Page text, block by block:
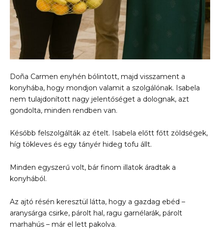
Doña Carmen enyhén bólintott, majd visszament a
konyhába, hogy mondjon valamit a szolgálónak. Isabela
nem tulajdonított nagy jelentőséget a dolognak, azt
gondolta, minden rendben van.
Később felszolgálták az ételt. Isabela előtt főtt zöldségek,
híg tökleves és egy tányér hideg tofu állt.
Minden egyszerű volt, bár finom illatok áradtak a
konyhából.
Az ajtó résén keresztül látta, hogy a gazdag ebéd –
aranysárga csirke, párolt hal, ragu garnélarák, párolt
marhahús – már el lett pakolva.